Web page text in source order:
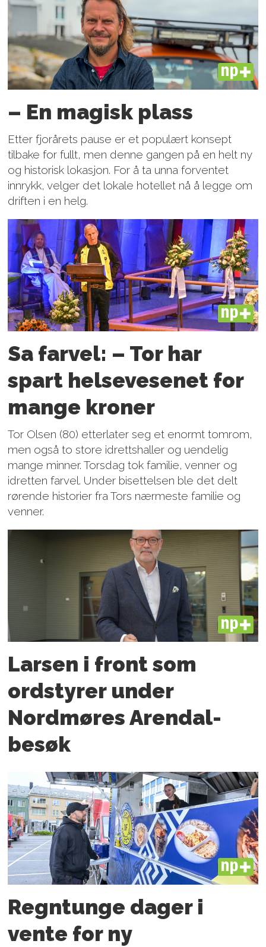
PLUS
– En magisk plass
Etter fjorårets pause er et populært konsept
tilbake for fullt, men denne gangen på en helt ny
og historisk lokasjon. For å ta unna forventet
innrykk, velger det lokale hotellet nå å legge om
driften i en helg.
PLUS
Sa farvel: – Tor har
spart helsevesenet for
mange kroner
Tor Olsen (80) etterlater seg et enormt tomrom,
men også to store idrettshaller og uendelig
mange minner. Torsdag tok familie, venner og
idretten farvel. Under bisettelsen ble det delt
rørende historier fra Tors nærmeste familie og
venner.
PLUS
Larsen i front som
ordstyrer under
Nordmøres Arendal-
besøk
PLUS
Regntunge dager i
vente for ny